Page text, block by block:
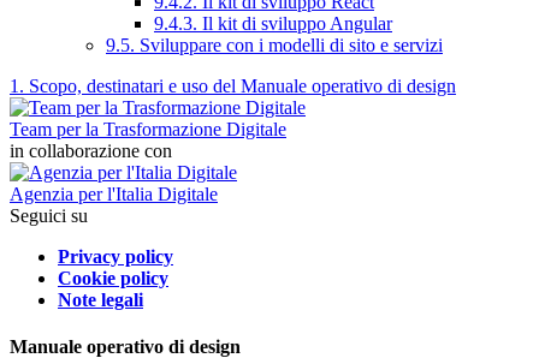
9.4.3. Il kit di sviluppo Angular
9.5. Sviluppare con i modelli di sito e servizi
1. Scopo, destinatari e uso del Manuale operativo di design
Team per la Trasformazione Digitale
in collaborazione con
Agenzia per l'Italia Digitale
Seguici su
Privacy policy
Cookie policy
Note legali
Manuale operativo di design